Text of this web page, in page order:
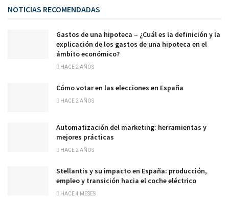
NOTICIAS RECOMENDADAS
Gastos de una hipoteca – ¿Cuál es la definición y la
explicación de los gastos de una hipoteca en el
ámbito económico?
HACE 2 AÑOS
Cómo votar en las elecciones en España
HACE 2 AÑOS
Automatización del marketing: herramientas y
mejores prácticas
HACE 2 AÑOS
Stellantis y su impacto en España: producción,
empleo y transición hacia el coche eléctrico
HACE 4 MESES